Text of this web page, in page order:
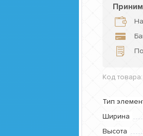
Код
Тип
Ширина
Высота